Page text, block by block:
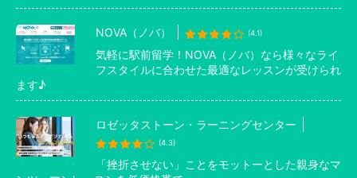
NOVA（ノバ） (4.1)
気軽に駅前留学！NOVA（ノバ）なら様々なライ
フスタイルに合わせた最適なレッスンが受けられ
ます♪
ロゼッタストーン・ラーニングセンター
(4.3)
「挫折させない」ことをモットーとした親身なマ